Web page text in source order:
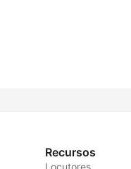
Recursos